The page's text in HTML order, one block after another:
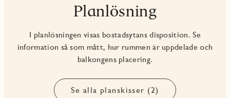
Planlösning
I planlösningen visas bostadsytans disposition. Se
information så som mått, hur rummen är uppdelade och
balkongens placering.
Se alla planskisser (2)